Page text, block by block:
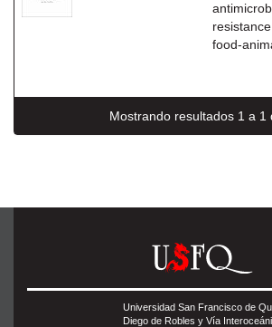
food-
Mostrando resultados 1 a 1
Universidad San Francisco de
Diego de Robles y Vía